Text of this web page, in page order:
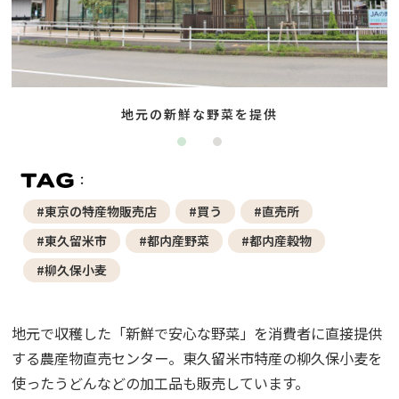
地元の新鮮な野菜を提供
#東京の特産物販売店 #買う
#直売所
#東久留米市
#都内産野菜
#都内産穀物
#柳久保小麦
地元で収穫した「新鮮で安心な野菜」を消費者に直接提供
する農産物直売センター。東久留米市特産の柳久保小麦を
使ったうどんなどの加工品も販売しています。